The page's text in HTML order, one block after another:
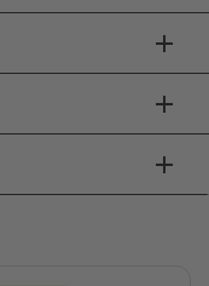
add
add
add